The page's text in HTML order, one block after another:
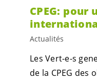
CPEG:
Actualités
Les Vert-e-s
de la CPEG des